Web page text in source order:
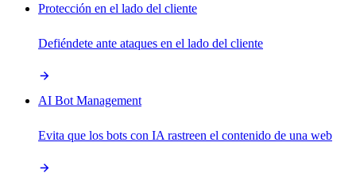
Protección en el lado del cliente
Defiéndete ante ataques en el lado del cliente
AI Bot Management
Evita que los bots con IA rastreen el contenido de una web